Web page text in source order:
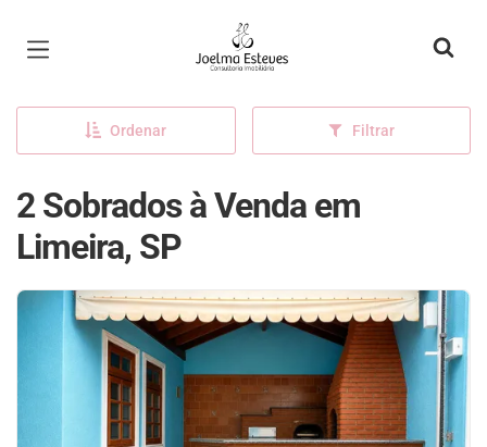
Página inicial
Ordenar Filtrar
2 Sobrados à Venda em
Limeira, SP